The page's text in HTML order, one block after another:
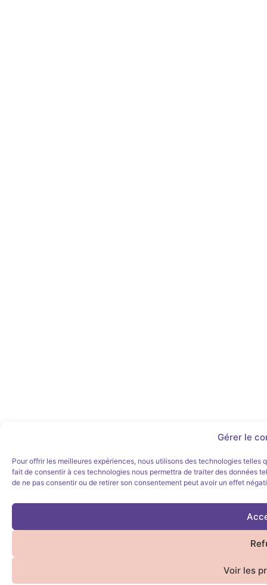
Gérer le
Pour offrir les meilleures expériences, nous utilisons des technologies
fait de consentir à ces technologies nous permettra de traiter des données
de ne pas consentir ou de retirer son consentement peut avoir un effet
Voir les